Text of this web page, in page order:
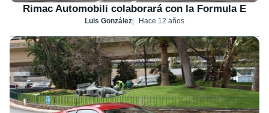
Rimac Automobili colaborará con la Formula E
Luis González Hace 12 años